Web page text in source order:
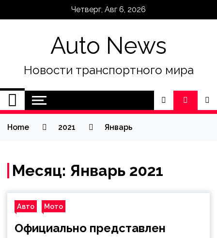
Четверг, Авг 6, 2026
Auto News
Новости транспортного мира
Home 2021 Январь
Месяц: Январь 2021
Авто Мото
Официально представлен